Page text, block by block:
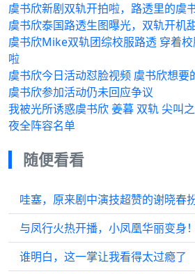
虞书欣新剧双轨开拍啦，路透里的虞
虞书欣泰国路透生图曝光，双轨开机
虞书欣Mike双轨团综校服路透️ 穿着
啦
虞书欣今日活动怼脸视频 虞书欣想要
虞书欣参加活动仍未回应争议
我被光所诱惑虞书欣 姜暮 双轨 尖叫
夜全阵容名单
随便看看
与凤行火热开播，小凤凰华丽变身！
谁明白，这一掌让我看得太过瘾了